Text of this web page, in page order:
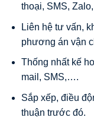
thoại, SMS,
Liên hệ tư vấn,
phương án vận
Thống nhất kế
mail, SMS,….
Sắp xếp, điều
thuận trước đó.